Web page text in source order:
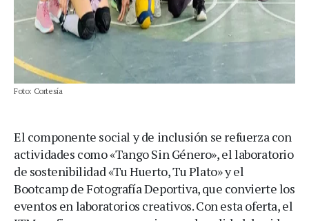
Foto: Cortesía
El componente social y de inclusión se refuerza con
actividades como «Tango Sin Género», el laboratorio
de sostenibilidad «Tu Huerto, Tu Plato» y el
Bootcamp de Fotografía Deportiva, que convierte los
eventos en laboratorios creativos. Con esta oferta, el